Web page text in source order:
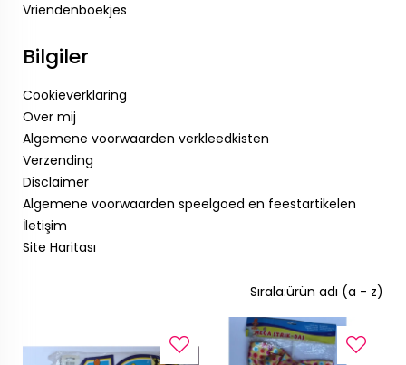
Vriendenboekjes
Bilgiler
Cookieverklaring
Over mij
Algemene voorwaarden verkleedkisten
Verzending
Disclaimer
Algemene voorwaarden speelgoed en feestartikelen
İletişim
Site Haritası
Sırala:ürün adı (a - z)